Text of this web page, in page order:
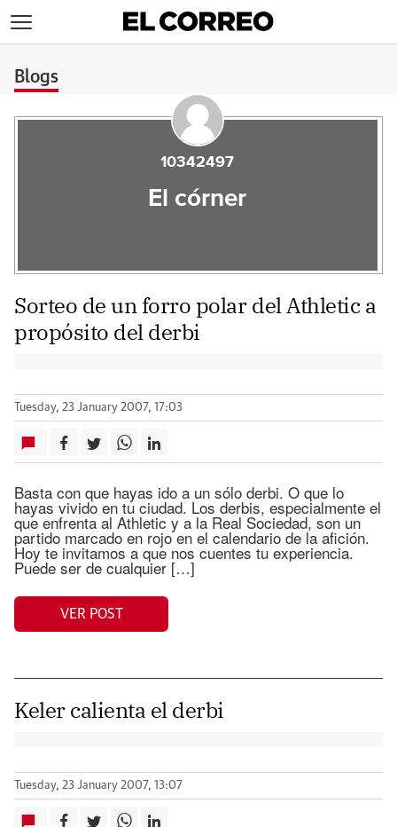
Blogs
10342497
El córner
Sorteo de un forro polar del Athletic a
propósito del derbi
Tuesday, 23 January 2007, 17:03
Basta con que hayas ido a un sólo derbi. O que lo
hayas vivido en tu ciudad. Los derbis, especialmente el
que enfrenta al Athletic y a la Real Sociedad, son un
partido marcado en rojo en el calendario de la afición.
Hoy te invitamos a que nos cuentes tu experiencia.
Puede ser de cualquier […]
VER POST
Keler calienta el derbi
Tuesday, 23 January 2007, 13:07